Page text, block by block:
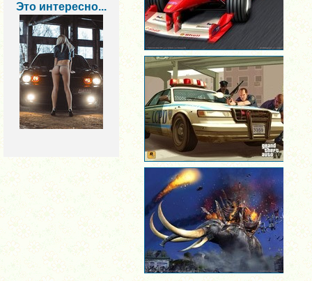
Это интересно...